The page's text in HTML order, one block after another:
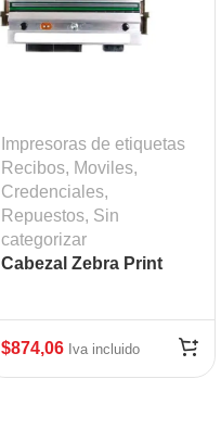
Impresoras de etiquetas
Recibos, Moviles,
Credenciales,
Repuestos, Sin
categorizar
Cabezal Zebra Print
$874,06 Iva incluido